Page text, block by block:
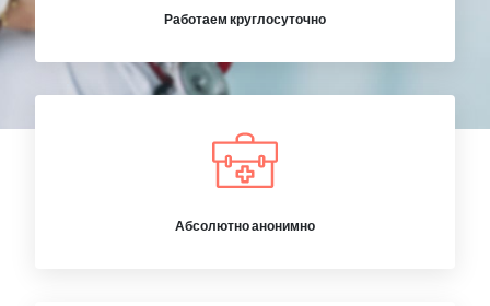
Работаем круглосуточно
Абсолютно анонимно